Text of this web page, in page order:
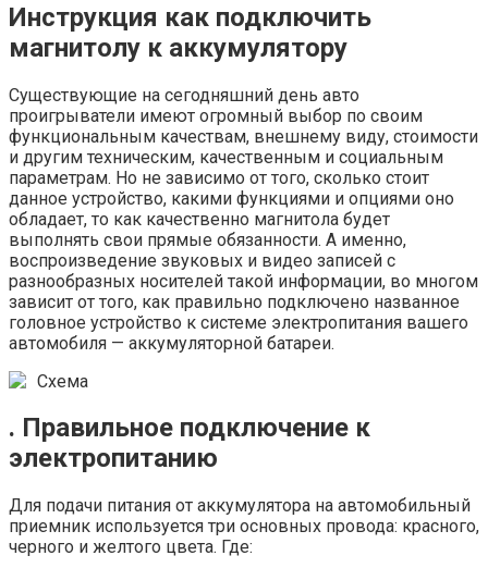
Инструкция как подключить
магнитолу к аккумулятору
Существующие на сегодняшний день авто
проигрыватели имеют огромный выбор по своим
функциональным качествам, внешнему виду, стоимости
и другим техническим, качественным и социальным
параметрам. Но не зависимо от того, сколько стоит
данное устройство, какими функциями и опциями оно
обладает, то как качественно магнитола будет
выполнять свои прямые обязанности. А именно,
воспроизведение звуковых и видео записей с
разнообразных носителей такой информации, во многом
зависит от того, как правильно подключено названное
головное устройство к системе электропитания вашего
автомобиля — аккумуляторной батареи.
Схема
. Правильное подключение к
электропитанию
Для подачи питания от аккумулятора на автомобильный
приемник используется три основных провода: красного,
черного и желтого цвета. Где: